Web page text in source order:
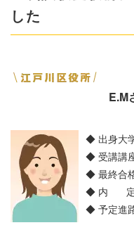
した
E.M
◆ 出身大
◆ 受講講
◆ 最終合
◆ 内 定
◆ 予定進